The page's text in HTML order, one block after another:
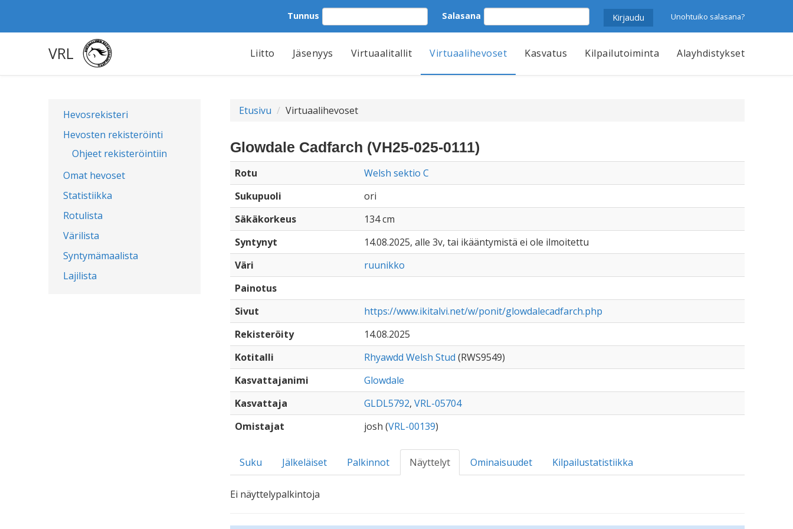
Tunnus Salasana Unohtuiko salasana?
VRL Liitto Jäsenyys Virtuaalitallit Virtuaalihevoset Kasvatus Kilpailutoiminta Alayhdistykset
Hevosrekisteri
Hevosten rekisteröinti
Ohjeet rekisteröintiin
Omat hevoset
Statistiikka
Rotulista
Värilista
Syntymämaalista
Lajilista
Etusivu Virtuaalihevoset
Glowdale Cadfarch (VH25-025-0111)
Rotu
Welsh sektio C
Sukupuoli
ori
Säkäkorkeus
134 cm
Syntynyt
14.08.2025, alle 3v, tai ikääntymistä ei ole ilmoitettu
Väri
ruunikko
Painotus
Sivut
https://www.ikitalvi.net/w/ponit/glowdalecadfarch.php
Rekisteröity
14.08.2025
Kotitalli
Rhyawdd Welsh Stud (RWS9549)
Kasvattajanimi
Glowdale
Kasvattaja
GLDL5792, VRL-05704
Omistajat
josh (VRL-00139)
Suku Jälkeläiset Palkinnot Näyttelyt Ominaisuudet Kilpailustatistiikka
Ei näyttelypalkintoja